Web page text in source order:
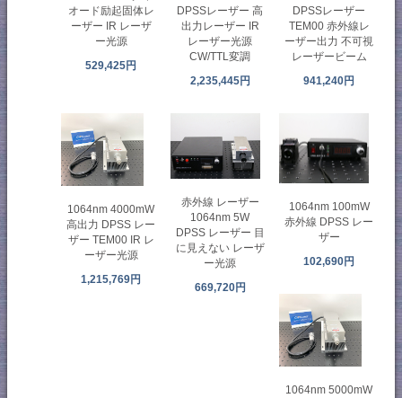
オード励起固体レ
ーザー IR レーザ
ー光源
529,425円
DPSSレーザー 高
出力レーザー IR
レーザー光源
CW/TTL変調
2,235,445円
DPSSレーザー
TEM00 赤外線レ
ーザー出力 不可視
レーザービーム
941,240円
1064nm 4000mW
高出力 DPSS レー
ザー TEM00 IR レ
ーザー光源
1,215,769円
赤外線 レーザー
1064nm 5W
DPSS レーザー 目
に見えない レーザ
ー光源
669,720円
1064nm 100mW
赤外線 DPSS レー
ザー
102,690円
1064nm 5000mW